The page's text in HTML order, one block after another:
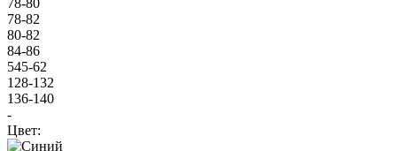
78-82
80-82
84-86
545-62
128-132
136-140
-
Цвет: